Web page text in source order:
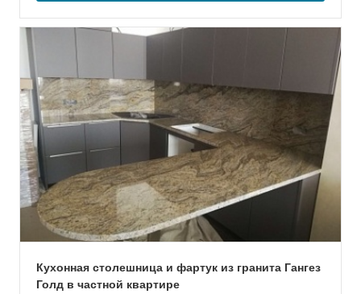
Кухонная столешница и фартук из гранита Гангез
Голд в частной квартире